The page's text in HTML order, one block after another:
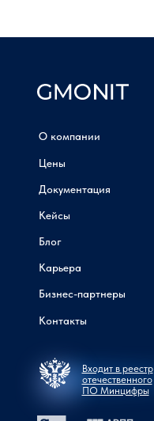
Контакты
Бизнес-партнеры
Карьера
Блог
Кейсы
Документация
Цены
О компании
Входит в реестр
отечественного
ПО Минцифры